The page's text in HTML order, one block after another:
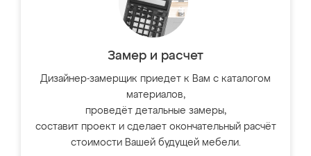
Замер и расчет
Дизайнер-замерщик приедет к Вам с каталогом
материалов,
проведёт детальные замеры,
составит проект и сделает окончательный расчёт
стоимости Вашей будущей мебели.